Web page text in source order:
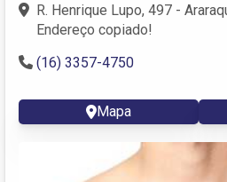
R. Henrique Lupo, 497 -
Endereço copiado!
(16) 3357-4750
Mapa